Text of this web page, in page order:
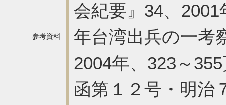
参考資料
会紀要』34、
年台湾出兵の一考
2004年、323～
函第１２号・明治